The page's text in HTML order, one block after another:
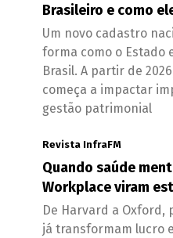
Brasileiro e como
Um novo cadastro
forma como o Estado
Brasil. A partir de
começa a impactar
gestão patrimonial
Revista InfraFM
Quando saúde
Workplace viram
De Harvard a Oxford,
já transformam lucro